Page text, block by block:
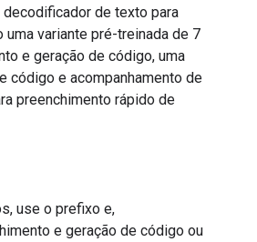
de texto para
variante pré-treinada de 7
e geração de código, uma
código e acompanhamento de
preenchimento rápido de
use o prefixo e,
e geração de código ou